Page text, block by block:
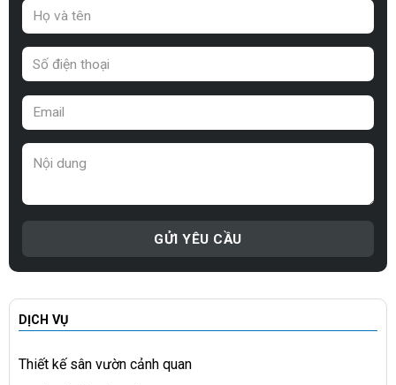
DỊCH VỤ
Thiết kế sân vườn cảnh quan